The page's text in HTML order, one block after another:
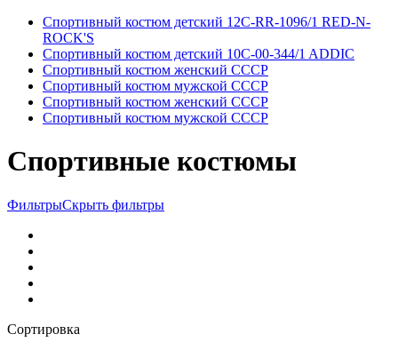
Спортивный костюм детский 12C-RR-1096/1 RED-N-
ROCK'S
Спортивный костюм детский 10C-00-344/1 ADDIC
Спортивный костюм женский СССР
Спортивный костюм мужской СССР
Спортивный костюм женский СССР
Спортивный костюм мужской СССР
Спортивные костюмы
ФильтрыСкрыть фильтры
Сортировка